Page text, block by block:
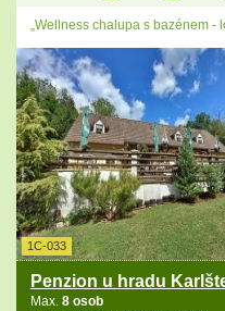
„Wellness chalupa s bazénem -
1C-033
Penzion u hradu
Max. 8 osob